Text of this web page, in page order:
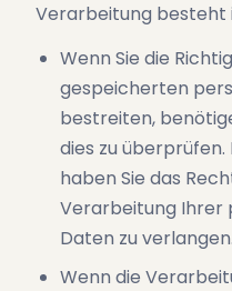
Verarbeitung besteht
Wenn Sie die
gespeicherten
bestreiten,
dies zu überprüfen.
haben Sie das
Verarbeitung Ihrer
Daten zu verlangen.
Wenn die